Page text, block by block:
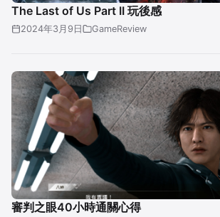
The Last of Us Part II 玩後感
2024年3月9日 GameReview
審判之眼40小時通關心得